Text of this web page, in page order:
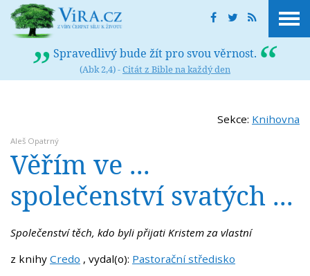
Spravedlivý bude žít pro svou věrnost.
(Abk 2,4) -Citát z Bible na každý den
Sekce: Knihovna
Aleš Opatrný
Věřím ve ...
společenství svatých ...
Společenství těch, kdo byli přijati Kristem za vlastní
z knihy Credo , vydal(o): Pastorační středisko